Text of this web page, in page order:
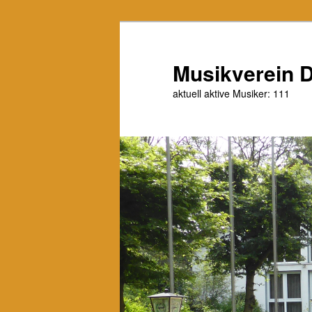
Musikverein
aktuell aktive Musiker: 111